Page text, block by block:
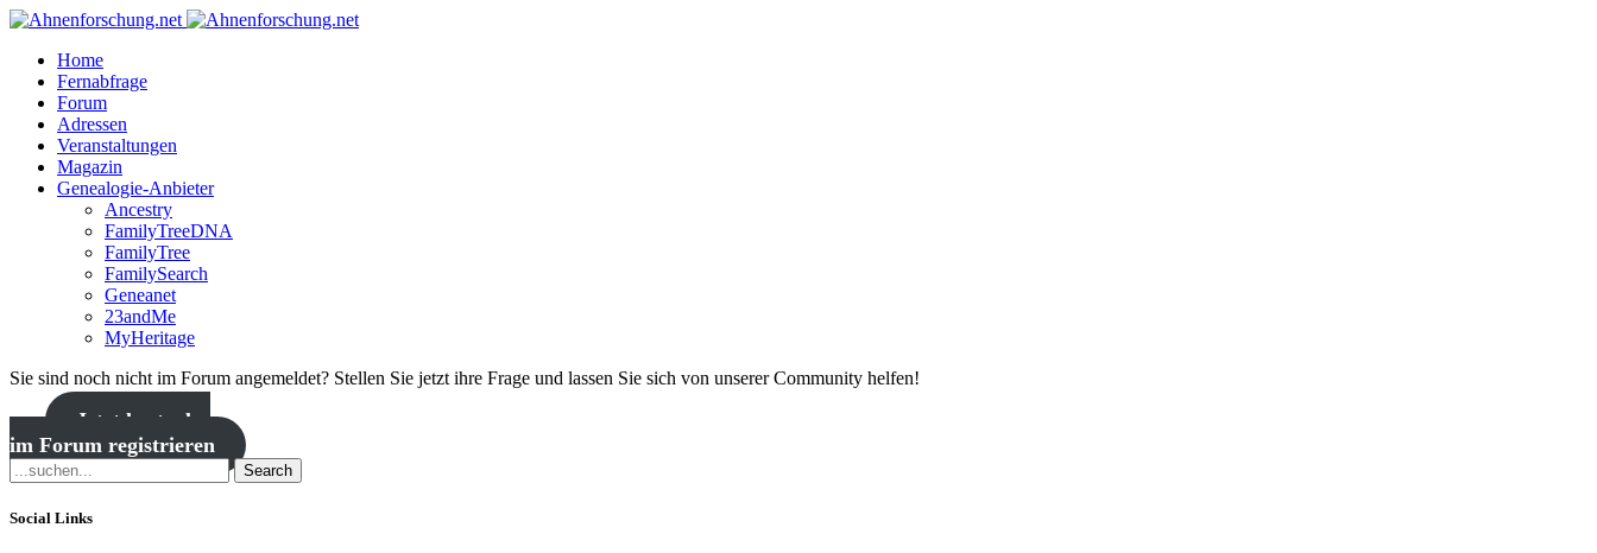
Home
Fernabfrage
Forum
Adressen
Veranstaltungen
Magazin
Genealogie-Anbieter
Ancestry
FamilyTreeDNA
FamilyTree
FamilySearch
Geneanet
23andMe
MyHeritage
Sie sind noch nicht im Forum angemeldet? Stellen Sie jetzt ihre Frage und lassen Sie sich von unserer Community helfen!
Jetzt kostenlos
im Forum registrieren
Search
Social Links